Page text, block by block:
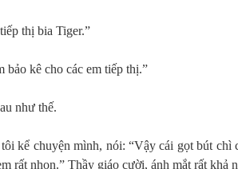
thị bia Tiger.”
bảo kê cho các em tiếp thị.”
như thế.
kể chuyện mình, nói: “Vậy cái gọt bút chì
rất nhọn.” Thầy giáo cười, ánh mắt rất khả